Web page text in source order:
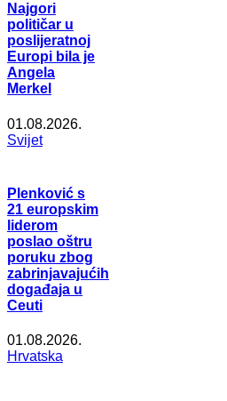
Najgori
političar u
poslijeratnoj
Europi bila je
Angela
Merkel
01.08.2026.
Svijet
Plenković s
21 europskim
liderom
poslao oštru
poruku zbog
zabrinjavajućih
događaja u
Ceuti
01.08.2026.
Hrvatska